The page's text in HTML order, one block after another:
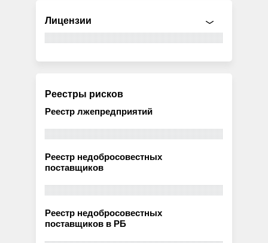
Лицензии
Реестры рисков
Реестр лжепредприятий
Реестр недобросовестных
поставщиков
Реестр недобросовестных
поставщиков в РБ